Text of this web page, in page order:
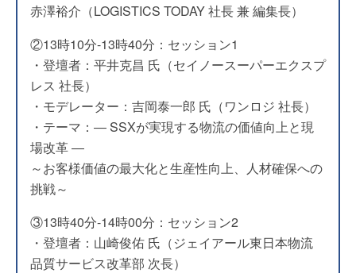
赤澤裕介（LOGISTICS TODAY 社長 兼 編集長）
②13時10分-13時40分：セッション1
・登壇者：平井克昌 氏（セイノースーパーエクスプ
レス 社長）
・モデレーター：吉岡泰一郎 氏（ワンロジ 社長）
・テーマ：― SSXが実現する物流の価値向上と現
場改革 ―
～お客様価値の最大化と生産性向上、人材確保への
挑戦～
③13時40分-14時00分：セッション2
・登壇者：山崎俊佑 氏（ジェイアール東日本物流
品質サービス改革部 次長）